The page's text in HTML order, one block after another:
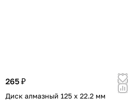
265 ₽
Диск алмазный 125 х 22.2 мм